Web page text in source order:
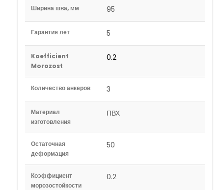
Ширина шва, мм 95
Гарантия лет 5
Koefficient
Morozost
0.2
Количество анкеров 3
Материал
изготовления
ПВХ
Остаточная
деформация
50
Коэффициент
морозостойкости
0.2